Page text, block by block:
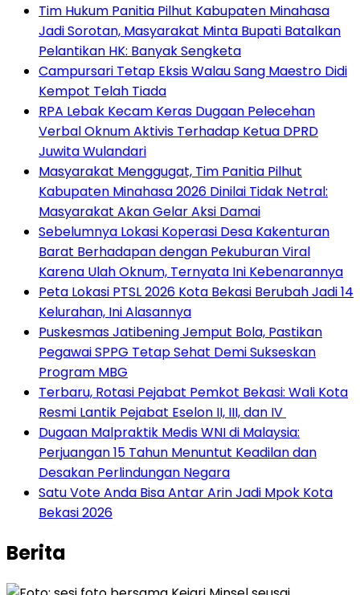
Tim Hukum Panitia Pilhut Kabupaten Minahasa
Jadi Sorotan, Masyarakat Minta Bupati Batalkan
Pelantikan HK: Banyak Sengketa
Campursari Tetap Eksis Walau Sang Maestro Didi
Kempot Telah Tiada
RPA Lebak Kecam Keras Dugaan Pelecehan
Verbal Oknum Aktivis Terhadap Ketua DPRD
Juwita Wulandari
Masyarakat Menggugat, Tim Panitia Pilhut
Kabupaten Minahasa 2026 Dinilai Tidak Netral:
Masyarakat Akan Gelar Aksi Damai
Sebelumnya Lokasi Koperasi Desa Kakenturan
Barat Berhadapan dengan Pekuburan Viral
Karena Ulah Oknum, Ternyata Ini Kebenarannya
Peta Lokasi PTSL 2026 Kota Bekasi Berubah Jadi 14
Kelurahan, Ini Alasannya
Puskesmas Jatibening Jemput Bola, Pastikan
Pegawai SPPG Tetap Sehat Demi Sukseskan
Program MBG
‎Terbaru, Rotasi Pejabat Pemkot Bekasi: Wali Kota
Resmi Lantik Pejabat Eselon II, III, dan IV ‎
‎Dugaan Malpraktik Medis WNI di Malaysia:
Perjuangan 15 Tahun Menuntut Keadilan dan
Desakan Perlindungan Negara
Satu Vote Anda Bisa Antar Arin Jadi Mpok Kota
Bekasi 2026
Berita